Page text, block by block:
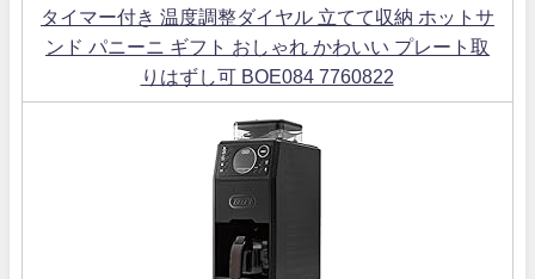
タイマー付き 温度調整ダイヤル 立てて収納 ホットサ
ンド パニーニ ギフト おしゃれ かわいい プレート取
りはずし可 BOE084 7760822